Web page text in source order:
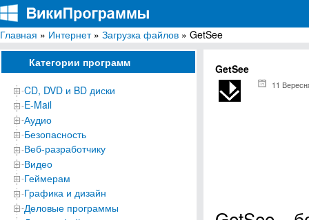
ВикиПрограммы
Энциклопедия бесплатных компьютерных программ для Windows
Главная » Интернет» Загрузка файлов » GetSee
Категории программ
CD, DVD и BD диски
E-Mail
Аудио
Безопасность
Веб-разработчику
Видео
Геймерам
Графика и дизайн
Деловые программы
GetSee
11